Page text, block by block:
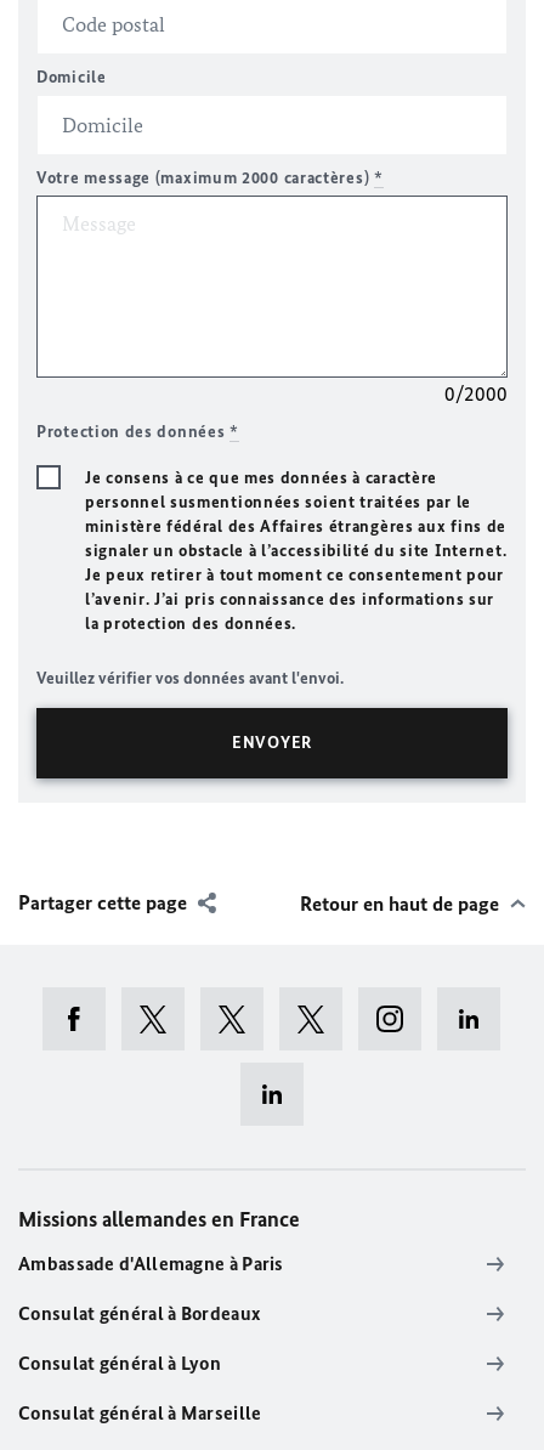
Domicile
Votre message (maximum 2000 caractères) *
0/2000
Protection des données*
Je consens à ce que mes données à caractère
personnel susmentionnées soient traitées par le
ministère fédéral des Affaires étrangères aux fins de
signaler un obstacle à l’accessibilité du site Internet.
Je peux retirer à tout moment ce consentement pour
l’avenir. J’ai pris connaissance des informations sur
la protection des données.
Veuillez vérifier vos données avant l'envoi.
Partager cette page Retour en haut de page
Missions allemandes en France
Ambassade d'Allemagne à Paris
Consulat général à Bordeaux
Consulat général à Lyon
Consulat général à Marseille